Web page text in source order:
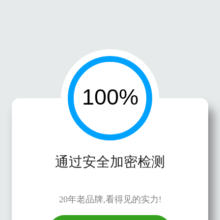
通过安全加密检测
20年老品牌,看得见的实力!